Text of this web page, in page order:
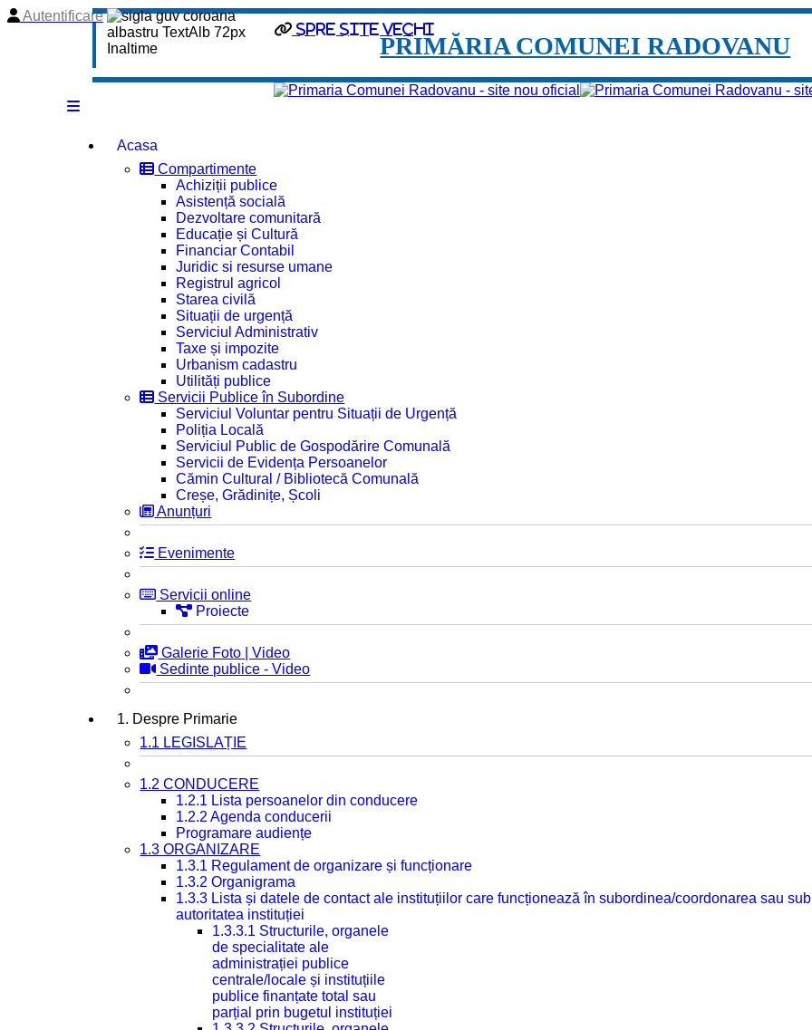
Spre site vechi
Autentificare
PRIMĂRIA COMUNEI RADOVANU
Acasa
Compartimente
Achiziții publice
Asistență socială
Dezvoltare comunitară
Educație și Cultură
Financiar Contabil
Juridic si resurse umane
Registrul agricol
Starea civilă
Situații de urgență
Serviciul Administrativ
Taxe și impozite
Urbanism cadastru
Utilități publice
Servicii Publice în Subordine
Serviciul Voluntar pentru Situații de Urgență
Poliția Locală
Serviciul Public de Gospodărire Comunală
Servicii de Evidența Persoanelor
Cămin Cultural / Bibliotecă Comunală
Creșe, Grădinițe, Școli
Anunțuri
Evenimente
Servicii online
Proiecte
Galerie Foto | Video
Sedinte publice - Video
1. Despre Primarie
1.1 LEGISLAȚIE
1.2 CONDUCERE
1.2.1 Lista persoanelor din conducere
1.2.2 Agenda conducerii
Programare audiențe
1.3 ORGANIZARE
1.3.1 Regulament de organizare și funcționare
1.3.2 Organigrama
1.3.3 Lista și datele de contact ale instituțiilor care funcționează în subordinea/coordonarea sau sub
autoritatea instituției
1.3.3.1 Structurile, organele
de specialitate ale
administrației publice
centrale/locale și instituțiile
publice finanțate total sau
parțial prin bugetul instituției